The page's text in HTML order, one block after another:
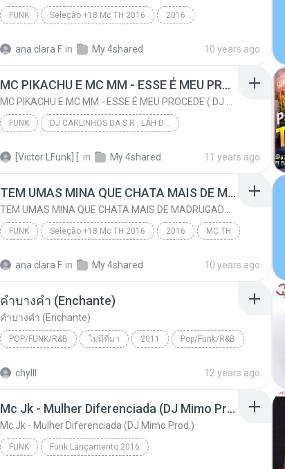
FUNK Seleção +18 Mc TH 2016 2016
ana clara F. in My 4shared 10 years ago
MC PIKACHU E MC MM - ESSE É MEU PROCEDE ( DJ CARLINHOS DA S.R )
FUNK DJ CARLINHOS DA S.R , LÁH DA SÃO RAFAEL .
[Victor LFunk] [. in My 4shared 11 years ago
TEM UMAS MINA QUE CHATA MAIS DE MADRUGADA CHORA ♫ [LANÇAMENTO 2015]
FUNK Seleção +18 Mc TH 2016 2016 MC TH
ana clara F. in My 4shared 10 years ago
คำบางคำ (Enchante)
คำบางคำ (Enchante)
POP/FUNK/R&B ไม่มีที่มา 2011 Pop/Funk/R&B
chylll 12 years ago
Mc Jk - Mulher Diferenciada (DJ Mimo Prod.)
Mc Jk - Mulher Diferenciada (DJ Mimo Prod.)
FUNK Funk Lançamento 2016